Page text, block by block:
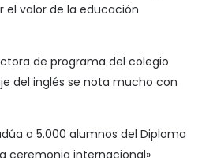
el valor de la educación
de programa del colegio
del inglés se nota mucho con
a 5.000 alumnos del Diploma
ceremonia internacional»